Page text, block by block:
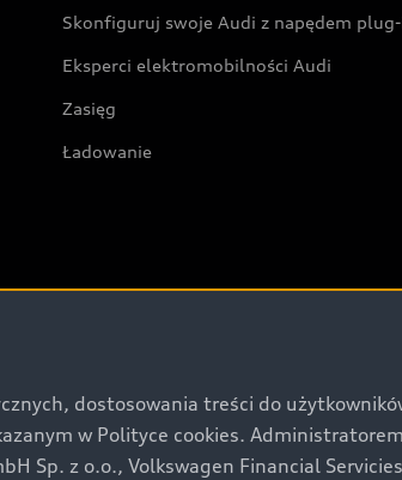
Skonfiguruj swoje Audi z napędem
Eksperci elektromobilności Audi
Zasięg
Ładowanie
dostosowania treści do
w Polityce cookies. Administratorem
Sp. z o.o., Volkswagen Financial Servicies